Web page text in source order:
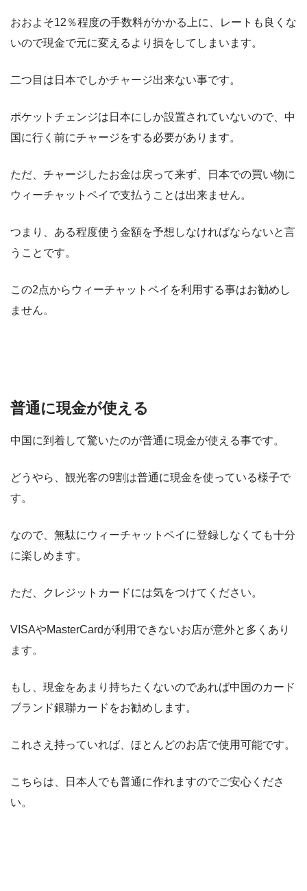
おおよそ12％程度の手数料がかかる上に、レートも良くな
いので現金で元に変えるより損をしてしまいます。
二つ目は日本でしかチャージ出来ない事です。
ポケットチェンジは日本にしか設置されていないので、中
国に行く前にチャージをする必要があります。
ただ、チャージしたお金は戻って来ず、日本での買い物に
ウィーチャットペイで支払うことは出来ません。
つまり、ある程度使う金額を予想しなければならないと言
うことです。
この2点からウィーチャットペイを利用する事はお勧めし
ません。
普通に現金が使える
中国に到着して驚いたのが普通に現金が使える事です。
どうやら、観光客の9割は普通に現金を使っている様子で
す。
なので、無駄にウィーチャットペイに登録しなくても十分
に楽しめます。
ただ、クレジットカードには気をつけてください。
VISAやMasterCardが利用できないお店が意外と多くあり
ます。
もし、現金をあまり持ちたくないのであれば中国のカード
ブランド銀聯カードをお勧めします。
これさえ持っていれば、ほとんどのお店で使用可能です。
こちらは、日本人でも普通に作れますのでご安心くださ
い。